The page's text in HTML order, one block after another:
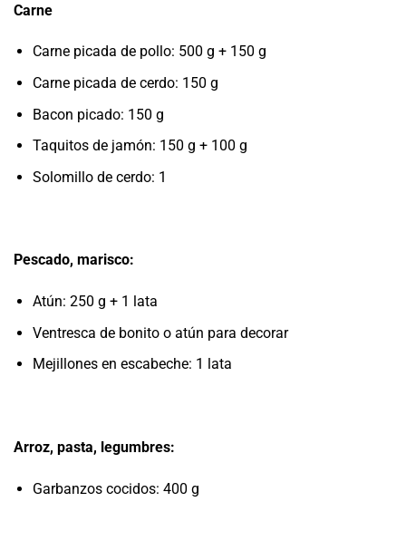
Carne
Carne picada de pollo: 500 g + 150 g
Carne picada de cerdo: 150 g
Bacon picado: 150 g
Taquitos de jamón: 150 g + 100 g
Solomillo de cerdo: 1
Pescado, marisco:
Atún: 250 g + 1 lata
Ventresca de bonito o atún para decorar
Mejillones en escabeche: 1 lata
Arroz, pasta, legumbres:
Garbanzos cocidos: 400 g